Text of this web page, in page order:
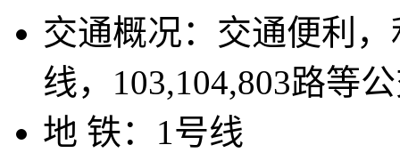
交通概况： 交通便利
线，103,104,803路等
地 铁： 1号线